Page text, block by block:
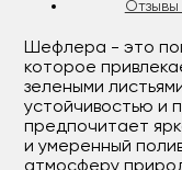
Отзывы
Шефлера - это
которое
зелеными
устойчивостью и
предпочитает
и умеренный